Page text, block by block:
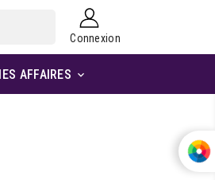
Connexion
AFFAIRES 